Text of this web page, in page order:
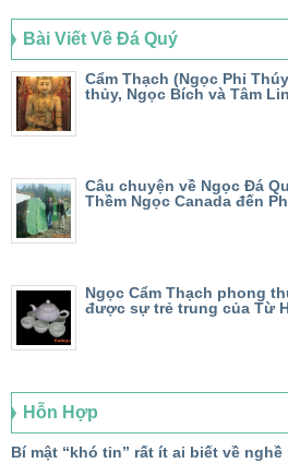
Bài Viết Về Đá Quý
Cẩm Thạch (Ngọc Phỉ
thủy, Ngọc Bích và Tâm
Câu chuyện về Ngọc Đá
Thềm Ngọc Canada đến
Ngọc Cẩm Thạch phong
được sự trẻ trung của Từ
Hỗn Hợp
Bí mật “khó tin” rất ít ai biết về